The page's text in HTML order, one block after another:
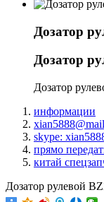
Дозатор
Дозатор
Дозатор
информации
skype:
прямо
китай
Дозатор рулевой